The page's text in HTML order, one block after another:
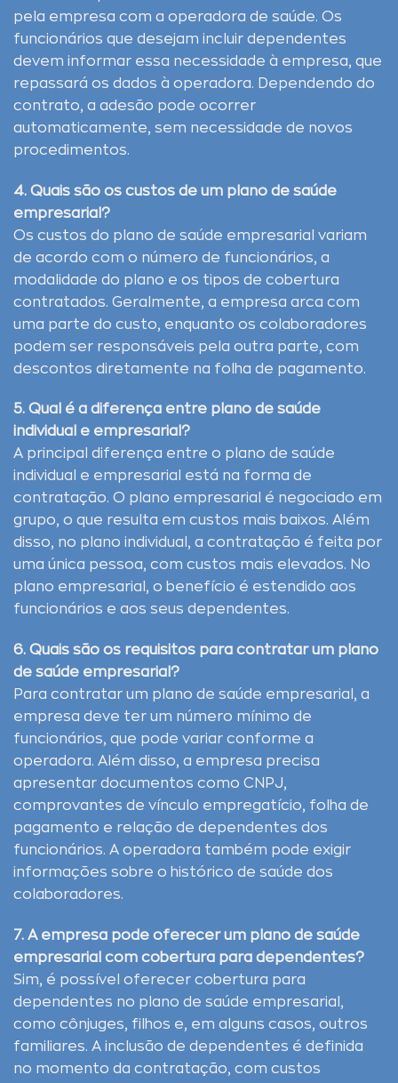
pela empresa com a operadora de saúde. Os
funcionários que desejam incluir dependentes
devem informar essa necessidade à empresa, que
repassará os dados à operadora. Dependendo do
contrato, a adesão pode ocorrer
automaticamente, sem necessidade de novos
procedimentos.
4. Quais são os custos de um plano de saúde
empresarial?
Os custos do plano de saúde empresarial variam
de acordo com o número de funcionários, a
modalidade do plano e os tipos de cobertura
contratados. Geralmente, a empresa arca com
uma parte do custo, enquanto os colaboradores
podem ser responsáveis pela outra parte, com
descontos diretamente na folha de pagamento.
5. Qual é a diferença entre plano de saúde
individual e empresarial?
A principal diferença entre o plano de saúde
individual e empresarial está na forma de
contratação. O plano empresarial é negociado em
grupo, o que resulta em custos mais baixos. Além
disso, no plano individual, a contratação é feita por
uma única pessoa, com custos mais elevados. No
plano empresarial, o benefício é estendido aos
funcionários e aos seus dependentes.
6. Quais são os requisitos para contratar um plano
de saúde empresarial?
Para contratar um plano de saúde empresarial, a
empresa deve ter um número mínimo de
funcionários, que pode variar conforme a
operadora. Além disso, a empresa precisa
apresentar documentos como CNPJ,
comprovantes de vínculo empregatício, folha de
pagamento e relação de dependentes dos
funcionários. A operadora também pode exigir
informações sobre o histórico de saúde dos
colaboradores.
7. A empresa pode oferecer um plano de saúde
empresarial com cobertura para dependentes?
Sim, é possível oferecer cobertura para
dependentes no plano de saúde empresarial,
como cônjuges, filhos e, em alguns casos, outros
familiares. A inclusão de dependentes é definida
no momento da contratação, com custos